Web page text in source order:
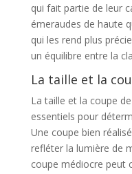
qui fait partie de leur
émeraudes de haute
qui les rend plus
un équilibre entre la
La taille et la
La taille et la coupe
essentiels pour
Une coupe bien
refléter la lumière de
coupe médiocre peut